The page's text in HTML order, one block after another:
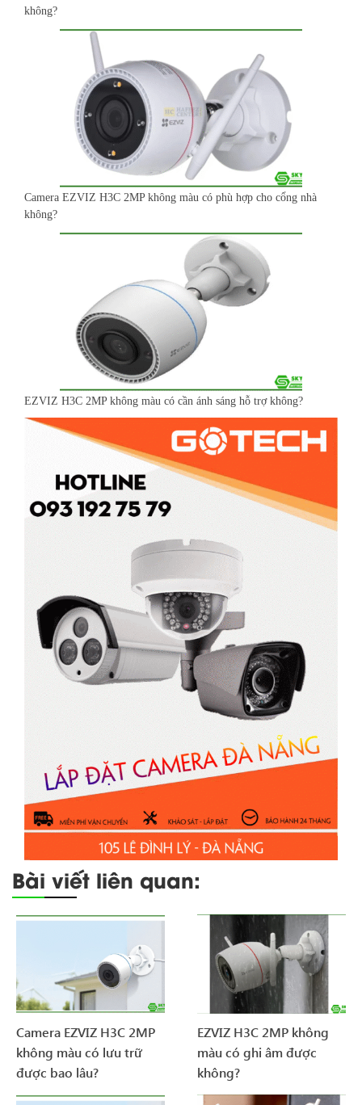
không?
Camera EZVIZ H3C 2MP không màu có phù hợp cho cổng nhà
không?
EZVIZ H3C 2MP không màu có cần ánh sáng hỗ trợ không?
Bài viết liên quan:
Camera EZVIZ H3C 2MP
không màu có lưu trữ
được bao lâu?
EZVIZ H3C 2MP không
màu có ghi âm được
không?